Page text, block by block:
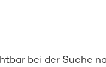
bei der Suche